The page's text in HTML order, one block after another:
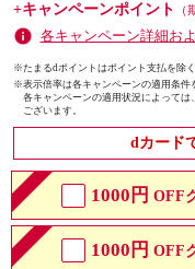
+キャンペーンポイント
（
各キャンペーン詳細お
※たまるdポイントはポイント支払を除
※表示倍率は各キャンペーンの適用条件
各キャンペーンの適用状況によって
ございます。
dカード
1000円 OFF
1000円 OFF